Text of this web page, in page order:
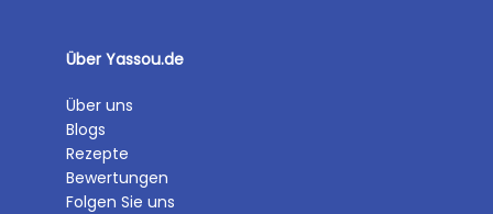
Über Yassou.de
Über uns
Blogs
Rezepte
Bewertungen
Folgen Sie uns